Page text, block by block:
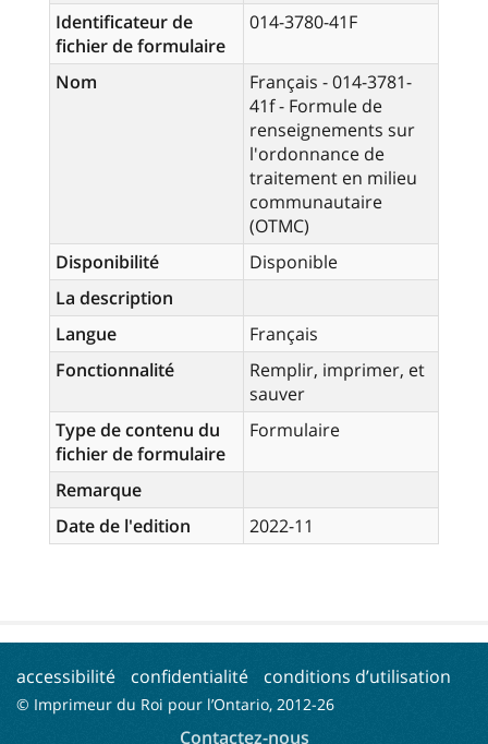
Identificateur de
fichier de formulaire
014-3780-41F
Nom
Français - 014-3781-
41f - Formule de
renseignements sur
l'ordonnance de
traitement en milieu
communautaire
(OTMC)
Disponibilité
Disponible
La description
Langue
Français
Fonctionnalité
Remplir, imprimer, et
sauver
Type de contenu du
fichier de formulaire
Formulaire
Remarque
Date de l'edition
2022-11
accessibilité confidentialité conditions d’utilisation
© Imprimeur du Roi pour l’Ontario, 2012-26
Contactez-nous